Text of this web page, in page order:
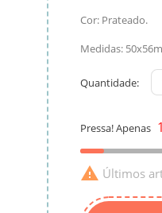
Cor: Prateado.
Medidas:
Quantidade:
Pressa! Apenas 1
 Últimos